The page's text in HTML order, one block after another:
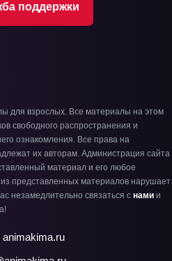
поддержки
для взрослых. Все материалы на этом
свободного распространения и
ознакомления. Все права на
их авторам. Администрация сайта
материал и его любое
представленных материалов нарушает
незамедлительно связаться с нами и